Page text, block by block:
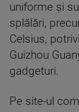
uniforme și
splălări,
Celsius,
Guizhou
gadgeturi.
Pe site-ul